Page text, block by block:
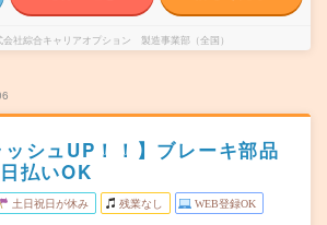
会社綜合キャリアオプション 製造事業部（全国）
ッシュUP！！】ブレーキ部品
払いOK
土日祝日が休み 残業なし WEB登録OK